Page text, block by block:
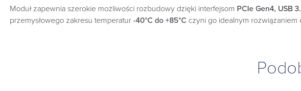
Moduł zapewnia szerokie możliwości rozbudowy dzięki interfejsom PCIe Gen4, USB
przemysłowego zakresu temperatur -40°C do +85°C czyni go idealnym rozwiązaniem